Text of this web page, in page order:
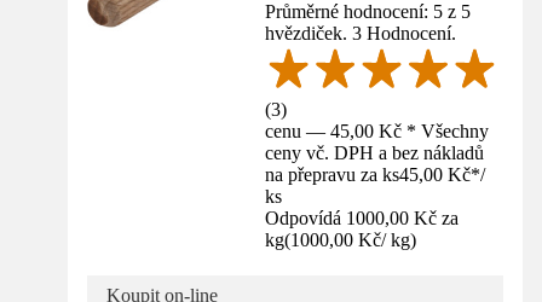
Průměrné hodnocení: 5 z 5
hvězdiček. 3 Hodnocení.
(3)
cenu — 45,00 Kč * Všechny
ceny vč. DPH a bez nákladů
na přepravu za ks45,00 Kč*/
ks
Odpovídá 1000,00 Kč za
kg(1000,00 Kč/ kg)
Koupit on-line